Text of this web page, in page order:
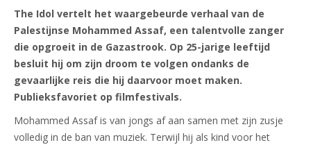
The Idol vertelt het waargebeurde verhaal van de
Palestijnse Mohammed Assaf, een talentvolle zanger
die opgroeit in de Gazastrook. Op 25-jarige leeftijd
besluit hij om zijn droom te volgen ondanks de
gevaarlijke reis die hij daarvoor moet maken.
Publieksfavoriet op filmfestivals.
Mohammed Assaf is van jongs af aan samen met zijn zusje
volledig in de ban van muziek. Terwijl hij als kind voor het